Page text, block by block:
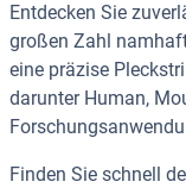
Entdecken Sie
großen Zahl
eine präzise
darunter Human,
Finden Sie schnell